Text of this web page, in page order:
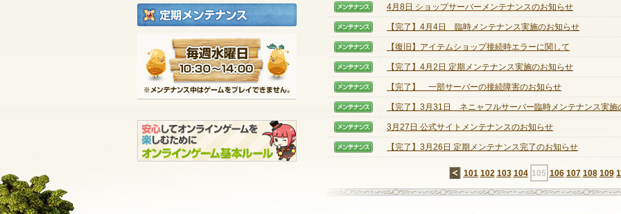
定期メンテナンス
毎週水曜日 10:30～14:00
※メンテナンス中はゲームをプレイできません。
【メンテナンス】
4月8日 ショップサーバーメンテナンスのお知らせ
【メンテナンス】
【完了】4月4日 臨時メンテナンス実施のお知らせ
【メンテナンス】
【復旧】アイテムショップ接続時エラーに関して
【メンテナンス】
【完了】4月2日 定期メンテナンス実施のお知らせ
【メンテナンス】
【完了】 一部サーバーの接続障害のお知らせ
【メンテナンス】
【完了】3月31日 ネニャフルサーバー臨時メンテナンス実施
【メンテナンス】
3月27日 公式サイトメンテナンスのお知らせ
【メンテナンス】
【完了】3月26日 定期メンテナンス完了のお知らせ
←
101 102 103 104 105 106 107 108 109